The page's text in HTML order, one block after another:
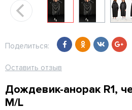
Поделиться:
Оставить отзыв
Дождевик-анорак R1,
M/L